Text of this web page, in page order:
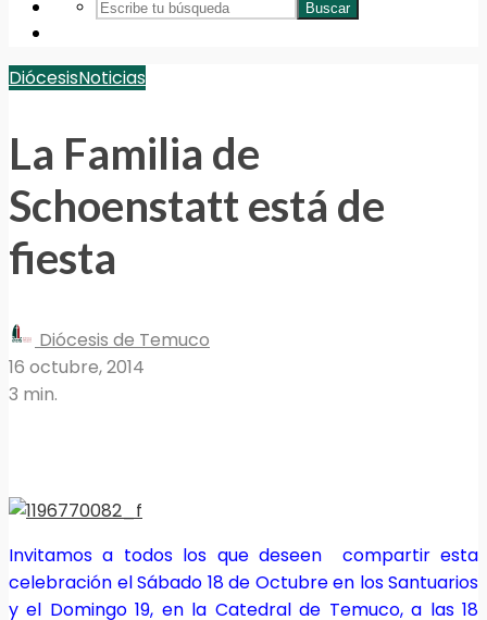
Buscar
DiócesisNoticias
La Familia de
Schoenstatt está de
fiesta
Diócesis de Temuco
16 octubre, 2014
3 min.
Invitamos a todos los que deseen compartir esta
celebración el Sábado 18 de Octubre en los Santuarios
y el Domingo 19, en la Catedral de Temuco, a las 18